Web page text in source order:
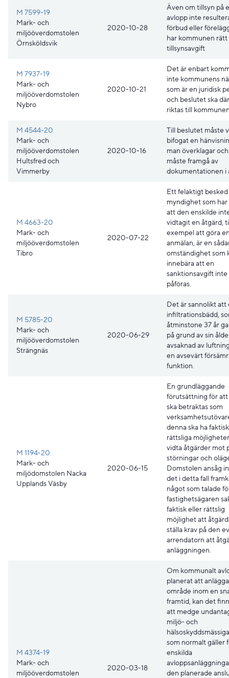
M 7599-19
Mark- och
miljööverdomstolen
Örnsköldsvik
2020-10-28
Även om tillsyn på
avlopp inte
förbud eller
har kommunen
tillsynsavgift
M 7937-19
Mark- och
miljööverdomstolen
Nybro
2020-10-21
Det är enbart
inte kommunens
som är en juridisk
och beslutet ska
riktas till
M 4544-20
Mark- och
miljööverdomstolen
Hultsfred och
Vimmerby
2020-10-16
Till beslutet måste
bifogat en
man överklagar
måste framgå av
dokumentationen i
M 4663-20
Mark- och
miljööverdomstolen
Tibro
2020-07-22
Ett felaktigt
myndighet som
att den enskilde
vidtagit en åtgärd,
exempel att göra
anmälan, är en
omständighet som
innebära att en
sanktionsavgift inte
påföras.
M 5785-20
Mark- och
miljööverdomstolen
Strängnäs
2020-06-29
Det är sannolikt att
infiltrationsbädd,
åtminstone 37 år
på grund av sin
avsaknad av
en avsevärt
funktion.
M 1194-20
Mark- och
miljödomstolen Nacka
Upplands Väsby
2020-06-15
En grundläggande
förutsättning för
ska betraktas som
denna ska ha
rättsliga
vidta åtgärder mot
störningar och
Domstolen ansåg
det i detta fall
något som talade
fastighetsägaren
faktisk eller rättslig
möjlighet att
ställa krav på den
arrendatorn att
anläggningen.
M 4374-19
Mark- och
miljööverdomstolen
2020-03-18
Om kommunalt
planerat att
område inom en
framtid, kan det
att medge
miljö- och
som normalt gäller
enskilda
den planerade